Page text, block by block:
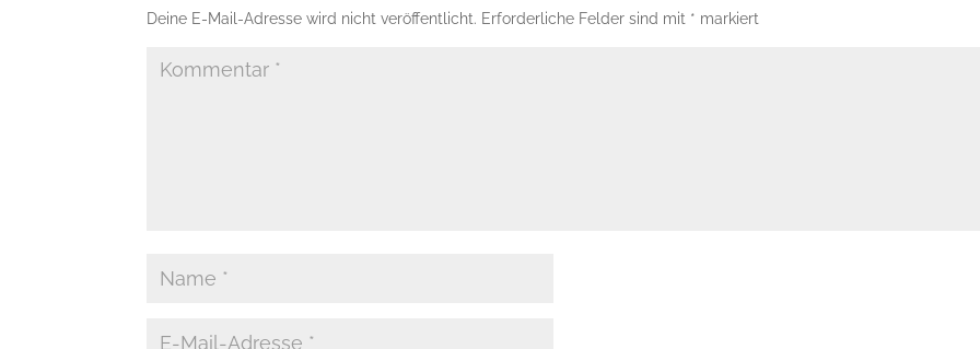
Deine E-Mail-Adresse wird nicht veröffentlicht. Erforderliche Felder sind mit * markiert